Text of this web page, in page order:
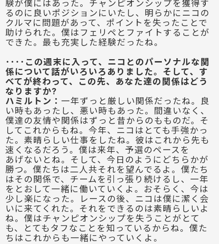
験が僕にはあった。チャンピオンシップを獲得す
るのに良いポジションにいたし、明らかにニコの
クルマに問題があって、ポイントを失ったことで
助けられた。僕はフェリペとファイトすることが
できた。最も充実した経験だったね。
････この週末に入って、ニコとのパーソナルな関
係について話がいろいろありました。そして、す
べてが終わって、この先、あなた達の関係はどう
なりますか?
ハミルトン ： 一年ずっと厳しい関係だったね。良
い時もあったし、悪い時もあった。間違いなく、
僕達の友情や関係はずっと昔からのもものだ。そ
してこれからもね。今年、ニコはとても手強かっ
た。素晴らしい仕事をしたね。彼はこれから先も
速くなるだろう。僕は来年、予選のペースを
あげないとね。そして、今日のようにどちらかが
勝つ。僕たちは二人共それを望んでるよ。僕たち
はその関係で、チームを引っ張り続けるし、一年
をとおして一緒に働いていくよ。おそらく、今は
少し楽になった。レースの後、ニコは僕に潔く会
いに来てくれた。それをできるのは素晴らしいよ
ね。僕はチャンピオンシップを失うことがとて
も、とてもタフなことを知っているからね。僕た
ちはこれからも一緒にやっていくよ。